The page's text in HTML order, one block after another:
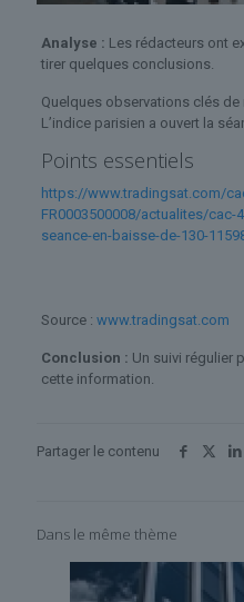
Analyse : Les rédacteurs ont
tirer quelques conclusions.
Quelques observations clés de
L’indice parisien a ouvert la
Points essentiels
https://www.tradingsat.com/
FR0003500008/actualites/cac-
seance-en-baisse-de-130-
Source : www.tradingsat.com
Conclusion : Un suivi régulier
cette information.
Partager le contenu
Dans le même thème